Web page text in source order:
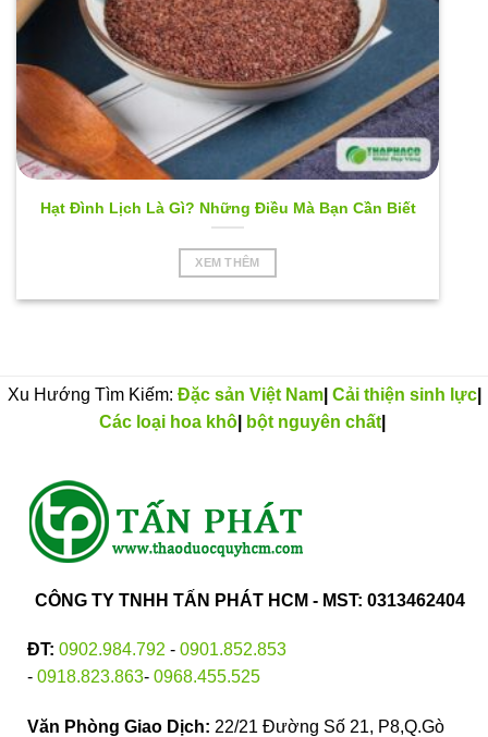
Hạt Đình Lịch Là Gì? Những Điều Mà Bạn Cần Biết
XEM THÊM
Xu Hướng Tìm Kiếm: Đặc sản Việt Nam| Cải thiện sinh lực|
Các loại hoa khô| bột nguyên chất|
CÔNG TY TNHH TẤN PHÁT HCM - MST: 0313462404
ĐT: 0902.984.792 - 0901.852.853
- 0918.823.863- 0968.455.525
Văn Phòng Giao Dịch: 22/21 Đường Số 21, P8,Q.Gò